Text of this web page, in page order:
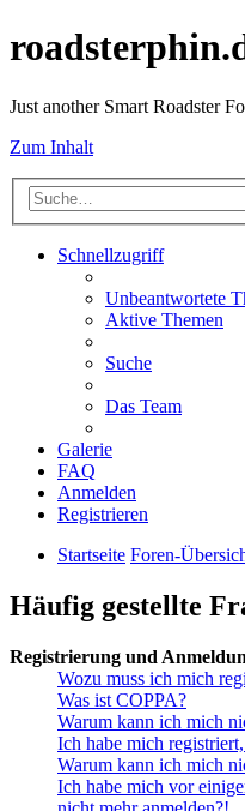
Just another Smart Roadster
Zum Inhalt
Schnellzugriff
Unbeantwortete
Aktive Themen
Suche
Das Team
Galerie
FAQ
Anmelden
Registrieren
Startseite Foren-
Häufig gestellte
Registrierung und
Wozu muss ich mich
Was ist COPPA?
Warum kann ich mich
Ich habe mich
Warum kann ich mich
Ich habe mich vor